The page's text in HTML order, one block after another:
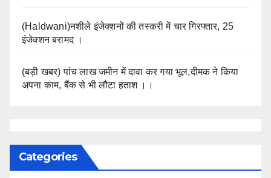
(Haldwani)नशीले इंजेक्शनों की तस्करी में चार गिरफ्तार, 25
इंजेक्शन बरामद ।
(बड़ी खबर) पांच लाख जमीन में दावा कर गया भूल,दीमक ने किया
अपना काम, बैंक से भी लौटा हताश ।।
Categories